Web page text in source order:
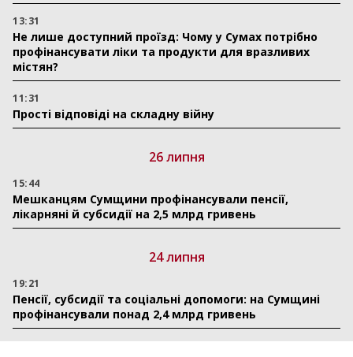
13:31
Не лише доступний проїзд: Чому у Сумах потрібно
профінансувати ліки та продукти для вразливих
містян?
11:31
Прості відповіді на складну війну
26 липня
15:44
Мешканцям Сумщини профінансували пенсії,
лікарняні й субсидії на 2,5 млрд гривень
24 липня
19:21
Пенсії, субсидії та соціальні допомоги: на Сумщині
профінансували понад 2,4 млрд гривень